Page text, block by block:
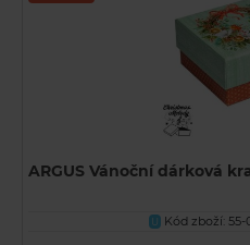
ARGUS Vánoční dárková
U Kód zboží: 55-